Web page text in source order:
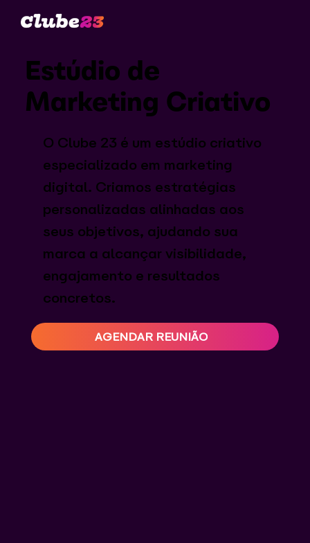
Estúdio de
Marketing Criativo
O Clube 23 é um estúdio criativo
especializado em marketing
digital. Criamos estratégias
personalizadas alinhadas aos
seus objetivos, ajudando sua
marca a alcançar visibilidade,
engajamento e resultados
concretos.
AGENDAR REUNIÃO